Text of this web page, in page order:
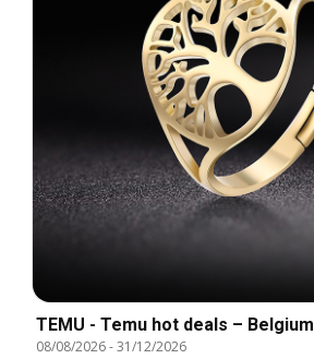
TEMU - Temu hot deals – Belgium
08/08/2026-31/12/2026